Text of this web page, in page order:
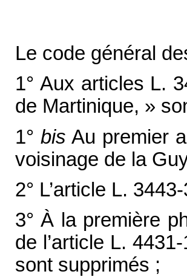
Le code général
1° Aux articles L.
de Martinique, »
1° bis Au premier
voisinage de la
2° L’article L.
3° À la première
de l’article L.
sont supprimés ;